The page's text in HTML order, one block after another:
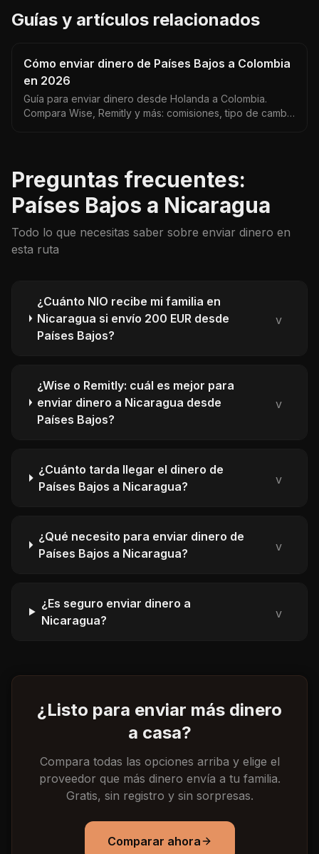
Guías y artículos relacionados
Cómo enviar dinero de Países Bajos a Colombia
en 2026
Guía para enviar dinero desde Holanda a Colombia.
Compara Wise, Remitly y más: comisiones, tipo de cambio
Preguntas frecuentes:
Países Bajos a Nicaragua
Todo lo que necesitas saber sobre enviar dinero en
esta ruta
¿Cuánto NIO recibe mi familia en
Nicaragua si envío 200 EUR desde
Países Bajos?
v
¿Wise o Remitly: cuál es mejor para
enviar dinero a Nicaragua desde
Países Bajos?
v
¿Cuánto tarda llegar el dinero de
Países Bajos a Nicaragua?
v
¿Qué necesito para enviar dinero de
Países Bajos a Nicaragua?
v
¿Es seguro enviar dinero a
Nicaragua?
v
¿Listo para enviar más dinero
a casa?
Compara todas las opciones arriba y elige el
proveedor que más dinero envía a tu familia.
Gratis, sin registro y sin sorpresas.
Comparar ahora